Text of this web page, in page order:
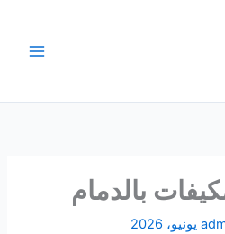
بالدمام